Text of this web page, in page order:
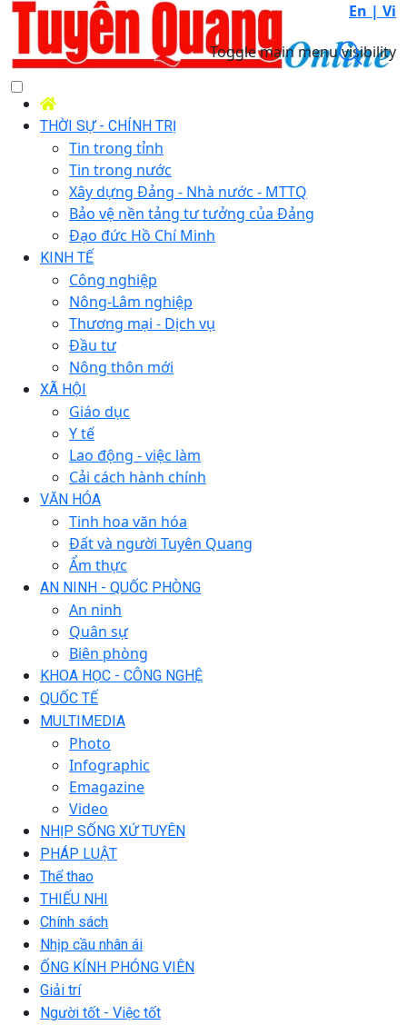
En | Vi
Toggle main menu visibility
THỜI SỰ - CHÍNH TRỊ
Tin trong tỉnh
Tin trong nước
Xây dựng Đảng - Nhà nước - MTTQ
Bảo vệ nền tảng tư tưởng của Đảng
Đạo đức Hồ Chí Minh
KINH TẾ
Công nghiệp
Nông-Lâm nghiệp
Thương mại - Dịch vụ
Đầu tư
Nông thôn mới
XÃ HỘI
Giáo dục
Y tế
Lao động - việc làm
Cải cách hành chính
VĂN HÓA
Tinh hoa văn hóa
Đất và người Tuyên Quang
Ẩm thực
AN NINH - QUỐC PHÒNG
An ninh
Quân sự
Biên phòng
KHOA HỌC - CÔNG NGHỆ
QUỐC TẾ
MULTIMEDIA
Photo
Infographic
Emagazine
Video
NHỊP SỐNG XỨ TUYÊN
PHÁP LUẬT
Thể thao
THIẾU NHI
Chính sách
Nhịp cầu nhân ái
ỐNG KÍNH PHÓNG VIÊN
Giải trí
Người tốt - Việc tốt